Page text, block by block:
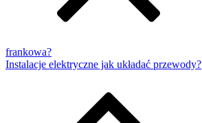
frankowa?
Instalacje elektryczne jak układać przewody?